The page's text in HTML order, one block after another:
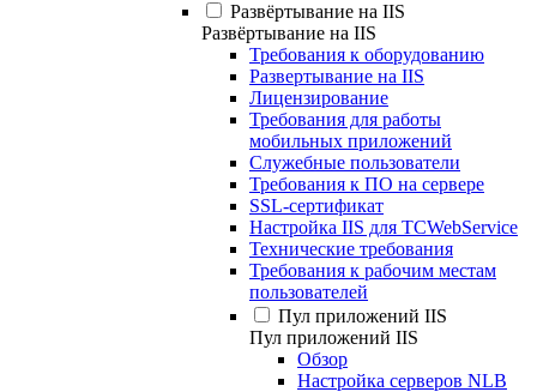
Развёртывание на IIS
Развёртывание на IIS
Требования к оборудованию
Развертывание на IIS
Лицензирование
Требования для работы
мобильных приложений
Служебные пользователи
Требования к ПО на сервере
SSL-сертификат
Настройка IIS для TCWebService
Технические требования
Требования к рабочим местам
пользователей
Пул приложений IIS
Пул приложений IIS
Обзор
Настройка серверов NLB